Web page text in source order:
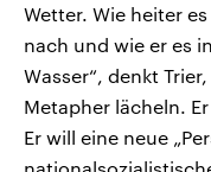
Wetter. Wie heiter
nach und wie er es
Wasser“, denkt
Metapher lächeln.
Er will eine neue